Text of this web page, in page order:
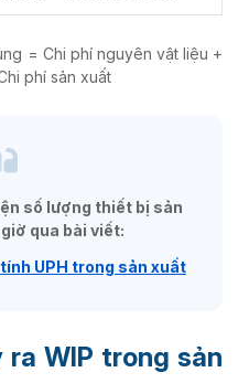
= Chi phí nguyên vật liệu +
phí sản xuất
số lượng thiết bị sản
qua bài viết:
UPH trong sản xuất
ra WIP trong sản